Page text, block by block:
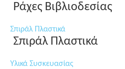
Ράχες Βιβλιοδεσίας
Σπιράλ Πλαστικά
Σπιράλ Πλαστικά
Υλικά Συσκευασίας